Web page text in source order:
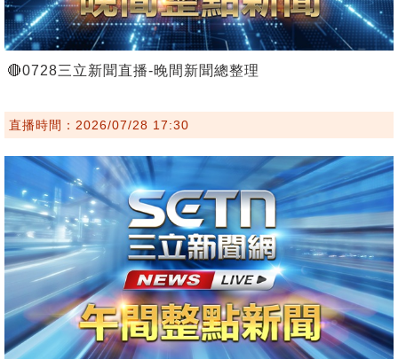
🔴0728三立新聞直播-晚間新聞總整理
直播時間：2026/07/28 17:30